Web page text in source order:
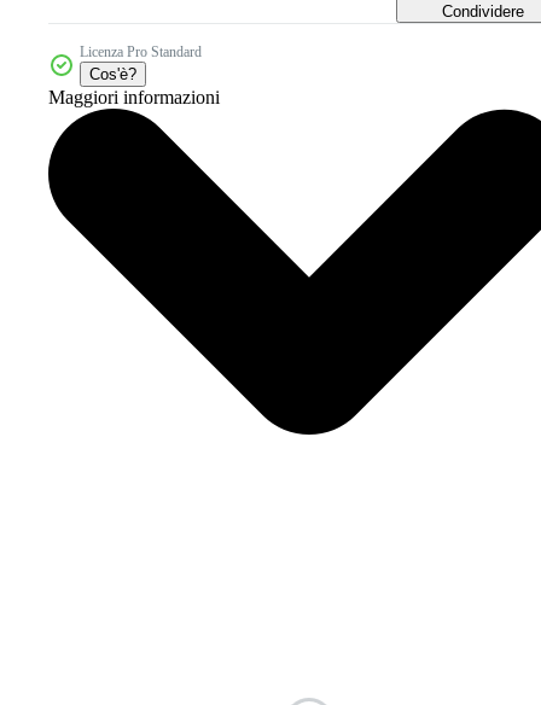
Condividere
Licenza Pro Standard
Cos'è?
Maggiori informazioni